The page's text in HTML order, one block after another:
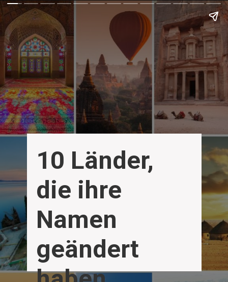
10 Länder,
die ihre
Namen
geändert